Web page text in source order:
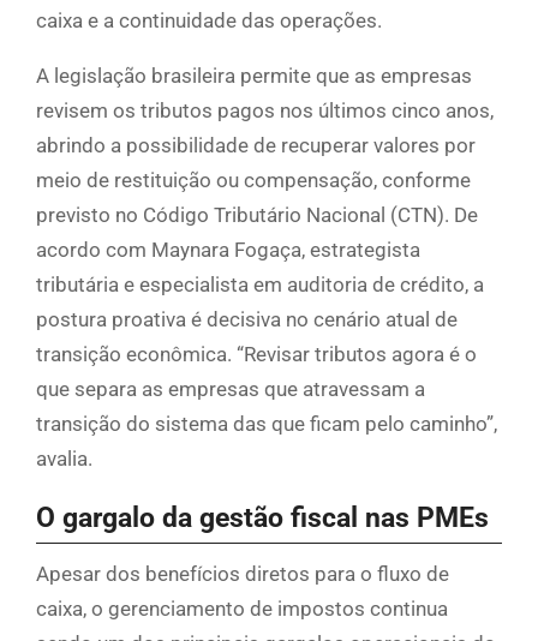
caixa e a continuidade das operações.
A legislação brasileira permite que as empresas
revisem os tributos pagos nos últimos cinco anos,
abrindo a possibilidade de recuperar valores por
meio de restituição ou compensação, conforme
previsto no Código Tributário Nacional (CTN). De
acordo com Maynara Fogaça, estrategista
tributária e especialista em auditoria de crédito, a
postura proativa é decisiva no cenário atual de
transição econômica. “Revisar tributos agora é o
que separa as empresas que atravessam a
transição do sistema das que ficam pelo caminho”,
avalia.
O gargalo da gestão fiscal nas PMEs
Apesar dos benefícios diretos para o fluxo de
caixa, o gerenciamento de impostos continua